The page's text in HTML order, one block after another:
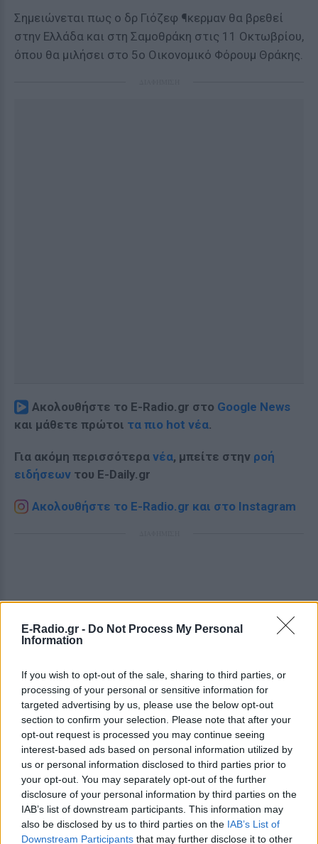
E-Radio.gr - Do Not Process My Personal
Information
If you wish to opt-out of the sale, sharing to third parties, or
processing of your personal or sensitive information for
targeted advertising by us, please use the below opt-out
section to confirm your selection. Please note that after your
opt-out request is processed you may continue seeing
interest-based ads based on personal information utilized by
us or personal information disclosed to third parties prior to
your opt-out. You may separately opt-out of the further
disclosure of your personal information by third parties on the
IAB’s list of downstream participants. This information may
also be disclosed by us to third parties on the IAB’s List of
Downstream Participants that may further disclose it to other
Σημειώνεται πως ο δρ Γιόζεφ ¶κερμαν θα βρεθεί
στην Ελλάδα και στη Σαμοθράκη στις 11 Οκτωβρίου,
όπου θα μιλήσει στο 5ο Οικονομικό Φόρουμ Θράκης.
Ακολουθήστε το E-Radio.gr στο Google News
και μάθετε πρώτοι τα πιο hot νέα.
Για ακόμη περισσότερα νέα, μπείτε στην ροή
ειδήσεων του E-Daily.gr
Ακολουθήστε το E-Radio.gr και στο Instagram